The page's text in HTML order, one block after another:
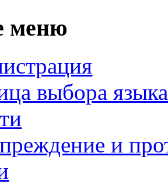
меню
выбора языка
и